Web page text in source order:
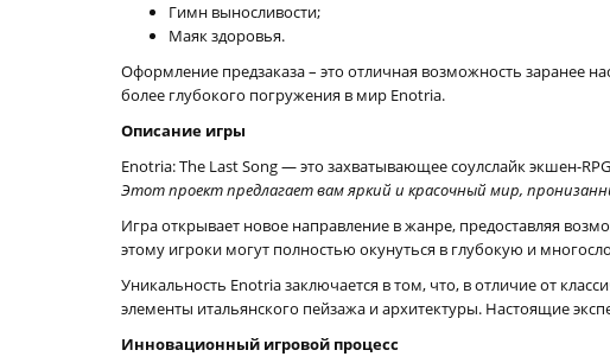
Гимн выносливости;
Маяк здоровья.
Оформление предзаказа – это отличная возможность заранее
более глубокого погружения в мир Enotria.
Описание игры
Enotria: The Last Song — это захватывающее соулслайк экшен-
Этот проект предлагает вам яркий и красочный мир,
Игра открывает новое направление в жанре, предоставляя
этому игроки могут полностью окунуться в глубокую и
Уникальность Enotria заключается в том, что, в отличие от
элементы итальянского пейзажа и архитектуры. Настоящие
Инновационный игровой процесс